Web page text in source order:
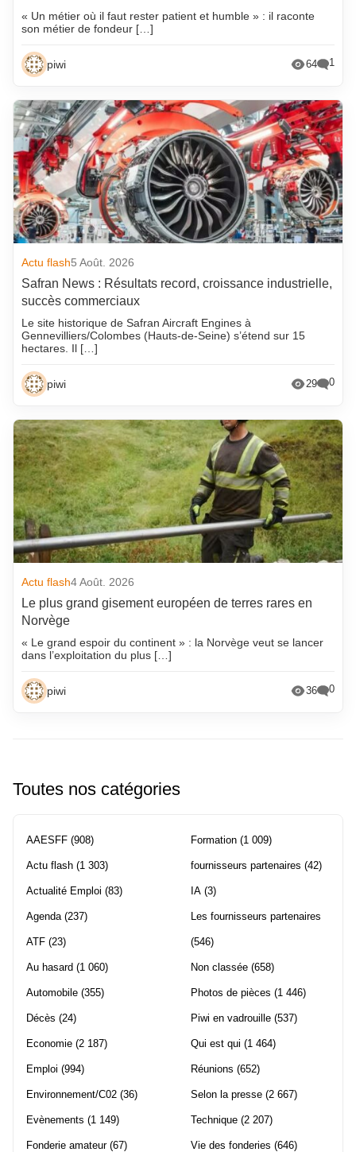
« Un métier où il faut rester patient et humble » : il raconte
son métier de fondeur […]
piwi 64 1
Actu flash5 Août. 2026
Safran News : Résultats record, croissance industrielle,
succès commerciaux
Le site historique de Safran Aircraft Engines à
Gennevilliers/Colombes (Hauts-de-Seine) s’étend sur 15
hectares. Il […]
piwi 29 0
Actu flash4 Août. 2026
Le plus grand gisement européen de terres rares en
Norvège
« Le grand espoir du continent » : la Norvège veut se lancer
dans l’exploitation du plus […]
piwi 36 0
Toutes nos catégories
AAESFF (908)
Actu flash (1 303)
Actualité Emploi (83)
Agenda (237)
ATF (23)
Au hasard (1 060)
Automobile (355)
Décès (24)
Economie (2 187)
Emploi (994)
Environnement/C02 (36)
Evènements (1 149)
Fonderie amateur(67)
Formation (1 009)
fournisseurs partenaires (42)
IA (3)
Les fournisseurs partenaires
(546)
Non classée (658)
Photos de pièces (1 446)
Piwi en vadrouille (537)
Qui est qui (1 464)
Réunions (652)
Selon la presse (2 667)
Technique (2 207)
Vie des fonderies (646)